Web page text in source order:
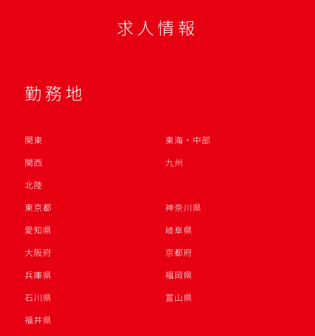
求人情報
勤務地
関東
東海・中部
関西
九州
北陸
東京都
神奈川県
愛知県
岐阜県
大阪府
京都府
兵庫県
福岡県
石川県
富山県
福井県